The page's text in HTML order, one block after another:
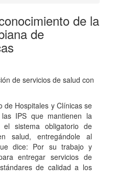
de la
de
de servicios de salud con
de Hospitales y Clínicas se
IPS que mantienen la
sistema obligatorio de
salud, entregándole al
dice: Por su trabajo y
entregar servicios de
de calidad a los